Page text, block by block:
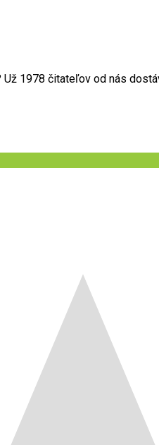
1978 čitateľov od nás